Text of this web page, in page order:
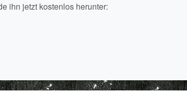
ihn jetzt kostenlos herunter: